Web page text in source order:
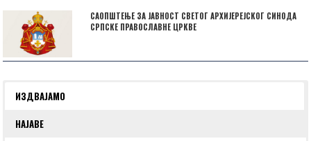
САОПШТЕЊЕ ЗА ЈАВНОСТ СВЕТОГ АРХИЈЕРЕЈСКОГ СИНОДА
СРПСКЕ ПРАВОСЛАВНЕ ЦРКВЕ
ИЗДВАЈАМО
НАЈАВЕ